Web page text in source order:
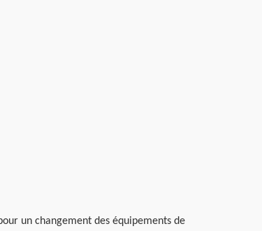
un changement des équipements de